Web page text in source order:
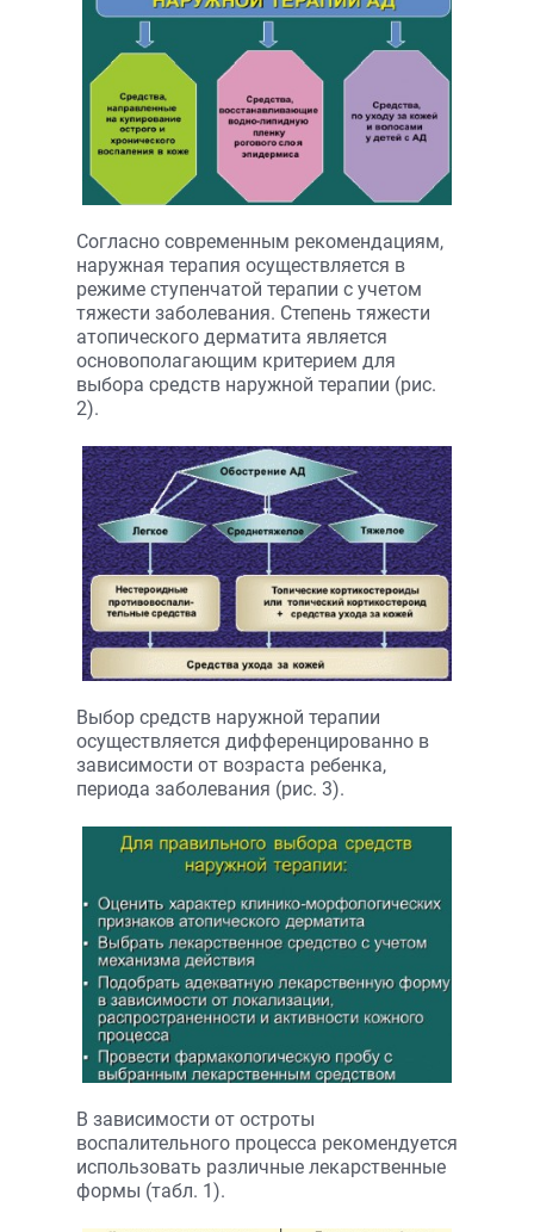
Согласно современным рекомендациям,
наружная терапия осуществляется в
режиме ступенчатой терапии с учетом
тяжести заболевания. Степень тяжести
атопического дерматита является
основополагающим критерием для
выбора средств наружной терапии (рис.
2).
Выбор средств наружной терапии
осуществляется дифференцированно в
зависимости от возраста ребенка,
периода заболевания (рис. 3).
В зависимости от остроты
воспалительного процесса рекомендуется
использовать различные лекарственные
формы (табл. 1).